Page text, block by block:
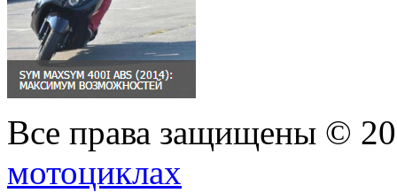
Все права защищены ©
мотоциклах